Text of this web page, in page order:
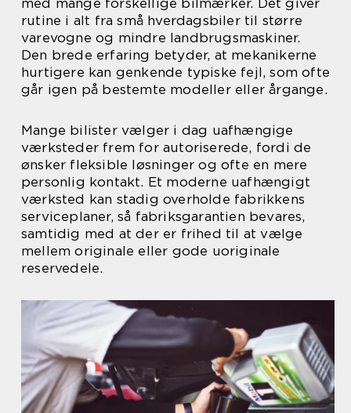
med mange forskellige bilmærker. Det giver
rutine i alt fra små hverdagsbiler til større
varevogne og mindre landbrugsmaskiner.
Den brede erfaring betyder, at mekanikerne
hurtigere kan genkende typiske fejl, som ofte
går igen på bestemte modeller eller årgange.
Mange bilister vælger i dag uafhængige
værksteder frem for autoriserede, fordi de
ønsker fleksible løsninger og ofte en mere
personlig kontakt. Et moderne uafhængigt
værksted kan stadig overholde fabrikkens
serviceplaner, så fabriksgarantien bevares,
samtidig med at der er frihed til at vælge
mellem originale eller gode uoriginale
reservedele.